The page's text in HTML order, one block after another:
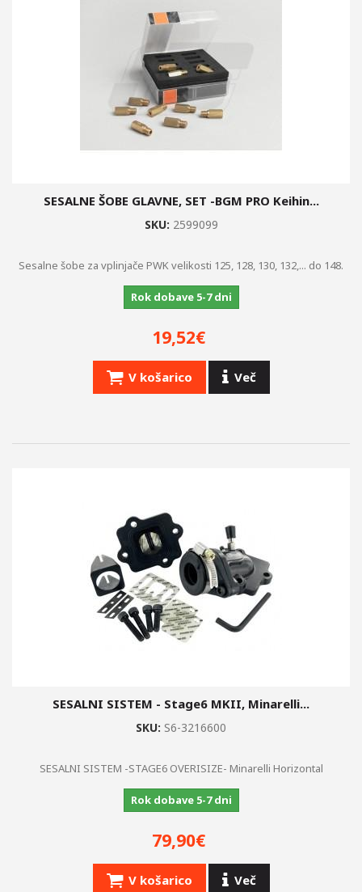
SESALNE ŠOBE GLAVNE, SET -BGM PRO Keihin...
SKU: 2599099
Sesalne šobe za vplinjače PWK velikosti 125, 128, 130, 132,... do 148.
Rok dobave 5-7 dni
19,52€
V košarico Več
SESALNI SISTEM - Stage6 MKII, Minarelli...
SKU: S6-3216600
SESALNI SISTEM -STAGE6 OVERISIZE- Minarelli Horizontal
Rok dobave 5-7 dni
79,90€
V košarico Več